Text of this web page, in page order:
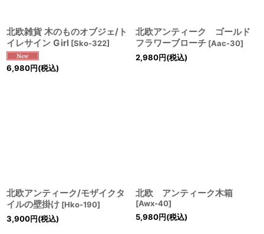
北欧雑貨 木のものオブジェ/ト
イレサイン Girl [Sko-322]
6,980円(税込)
北欧アンティーク ゴールド
フラワーブローチ [Aac-30]
2,980円(税込)
北欧アンティーク/モザイクタ
イルの壁掛け [Hko-190]
3,900円(税込)
北欧 アンティーク木箱
[Awx-40]
5,980円(税込)